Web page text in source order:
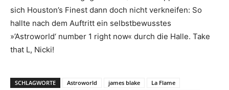
sich Houston’s Finest dann doch nicht verkneifen: So
hallte nach dem Auftritt ein selbstbewusstes
»’Astroworld‘ number 1 right now« durch die Halle. Take
that L, Nicki!
SCHLAGWORTE Astroworld james blake
La Flame